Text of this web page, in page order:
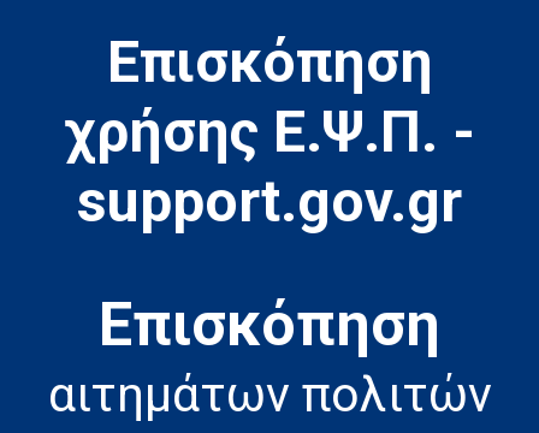
Επισκόπηση
χρήσης Ε.Ψ.Π. -
support.gov.gr
Eπισκόπηση
αιτημάτων πολιτών